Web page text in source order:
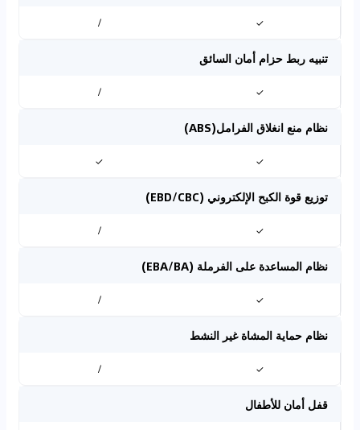
✓
/
تنبيه ربط حزام أمان السائق
✓
/
نظام منع انغلاق الفرامل(ABS)
✓
✓
توزيع قوة الكبح الإلكتروني (EBD/CBC)
✓
/
نظام المساعدة على الفرملة (EBA/BA)
✓
/
نظام حماية المشاة غير النشط
✓
/
قفل أمان للأطفال